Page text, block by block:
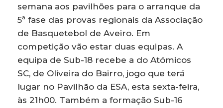
semana aos pavilhões para o arranque da
5ª fase das provas regionais da Associação
de Basquetebol de Aveiro. Em
competição vão estar duas equipas. A
equipa de Sub-18 recebe a do Atómicos
SC, de Oliveira do Bairro, jogo que terá
lugar no Pavilhão da ESA, esta sexta-feira,
às 21h00. Também a formação Sub-16